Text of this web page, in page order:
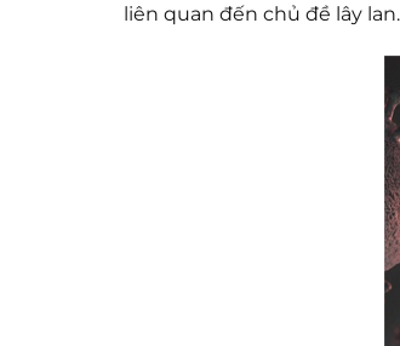
liên quan đến chủ đề lây lan.